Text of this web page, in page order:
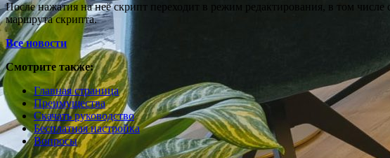
После нажатия на неё скрипт переходит в режим редактирования, в том
маршрута скрипта.
Все новости
Смотрите также:
Главная страница
Преимущества
Скачать руководство
Бесплатная настройка
Вопросы